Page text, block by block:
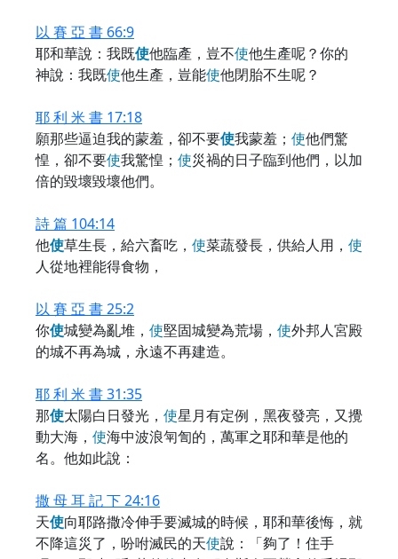
以 賽 亞 書 66:9
耶和華說：我既使他臨產，豈不使他生產呢？你的
神說：我既使他生產，豈能使他閉胎不生呢？
耶 利 米 書 17:18
願那些逼迫我的蒙羞，卻不要使我蒙羞； 使他們驚
惶，卻不要使我驚惶； 使災禍的日子臨到他們，以加
倍的毀壞毀壞他們。
詩 篇 104:14
他使草生長，給六畜吃， 使菜蔬發長，供給人用， 使
人從地裡能得食物，
以 賽 亞 書 25:2
你使城變為亂堆， 使堅固城變為荒場， 使外邦人宮殿
的城不再為城，永遠不再建造。
耶 利 米 書 31:35
那使太陽白日發光， 使星月有定例，黑夜發亮，又攪
動大海， 使海中波浪匉訇的，萬軍之耶和華是他的
名。他如此說：
撒 母 耳 記 下 24:16
天使向耶路撒冷伸手要滅城的時候，耶和華後悔，就
不降這災了，吩咐滅民的天使說：「夠了！住手